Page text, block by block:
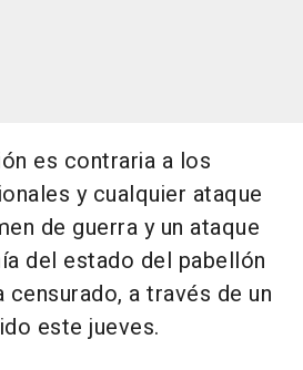
es contraria a los
y cualquier ataque
de guerra y un ataque
del estado del pabellón
a través de un
este jueves.